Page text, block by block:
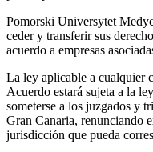
Pomorski Universytet
ceder y transferir sus
acuerdo a empresas
La ley aplicable a cualquier
Acuerdo estará sujeta a la
someterse a los juzgados y
Gran Canaria, renunciando
jurisdicción que pueda